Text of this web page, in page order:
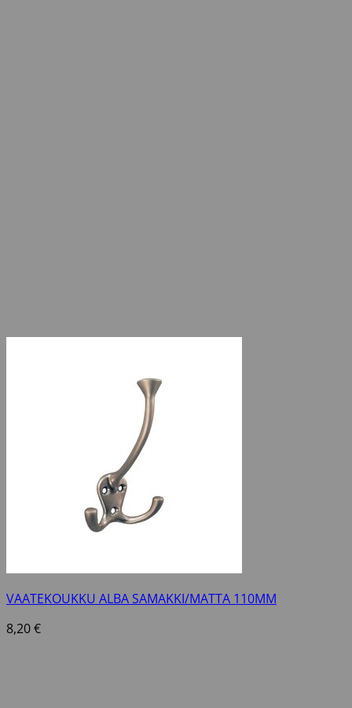
VAATEKOUKKU ALBA SAMAKKI/MATTA 110MM
8,20€